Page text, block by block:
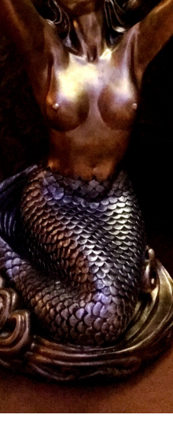
Mobil
+(420)
Mail
Adresa
5